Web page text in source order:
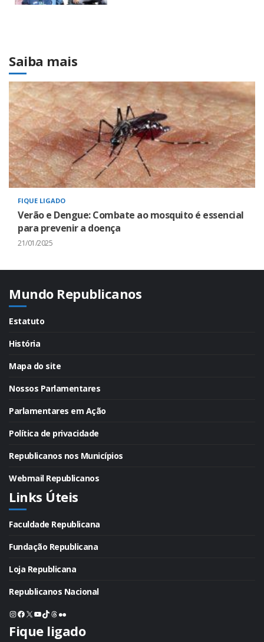
Saiba mais
FIQUE LIGADO
Verão e Dengue: Combate ao mosquito é essencial
para prevenir a doença
21/01/2025
Mundo Republicanos
Estatuto
História
Mapa do site
Nossos Parlamentares
Parlamentares em Ação
Política de privacidade
Republicanos nos Municípios
Webmail Republicanos
Links Úteis
Faculdade Republicana
Fundação Republicana
Loja Republicana
Republicanos Nacional
Instagram
Facebook
X Youtube
TikTok
Threads
Flickr
Fique ligado